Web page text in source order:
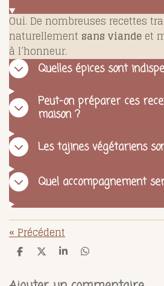
Oui. De nombreuses recettes
naturellement sans viande et
à l’honneur.
Quelles épices sont
Peut-on préparer ces
maison ?
Les tajines végétariens
Quel accompagnement
«Précédent
P P P P